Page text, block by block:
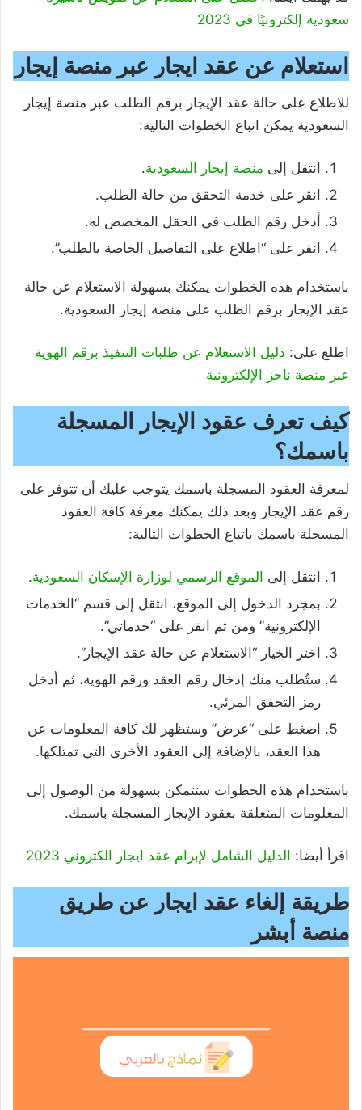
سعودية إلكترونيًا في 2023
استعلام عن عقد ايجار عبر منصة إيجار
للاطلاع على حالة عقد الإيجار برقم الطلب عبر منصة إيجار
السعودية يمكن اتباع الخطوات التالية:
انتقل إلى منصة إيجار السعودية.
انقر على خدمة التحقق من حالة الطلب.
أدخل رقم الطلب في الحقل المخصص له.
انقر على “اطلاع على التفاصيل الخاصة بالطلب”.
باستخدام هذه الخطوات يمكنك بسهولة الاستعلام عن حالة
عقد الإيجار برقم الطلب على منصة إيجار السعودية.
اطلع على: دليل الاستعلام عن طلبات التنفيذ برقم الهوية
عبر منصة ناجز الإلكترونية
كيف تعرف عقود الإيجار المسجلة
باسمك؟
لمعرفة العقود المسجلة باسمك يتوجب عليك أن تتوفر على
رقم عقد الإيجار وبعد ذلك يمكنك معرفة كافة العقود
المسجلة باسمك باتباع الخطوات التالية:
انتقل إلى الموقع الرسمي لوزارة الإسكان السعودية.
بمجرد الدخول إلى الموقع، انتقل إلى قسم “الخدمات
الإلكترونية” ومن ثم انقر على “خدماتي”.
اختر الخيار “الاستعلام عن حالة عقد الإيجار”.
ستُطلب منك إدخال رقم العقد ورقم الهوية، ثم أدخل
رمز التحقق المرئي.
اضغط على “عرض” وستظهر لك كافة المعلومات عن
هذا العقد، بالإضافة إلى العقود الأخرى التي تمتلكها.
باستخدام هذه الخطوات ستتمكن بسهولة من الوصول إلى
المعلومات المتعلقة بعقود الإيجار المسجلة باسمك.
اقرأ أيضا: الدليل الشامل لإبرام عقد ايجار الكتروني 2023
طريقة إلغاء عقد ايجار عن طريق
منصة أبشر